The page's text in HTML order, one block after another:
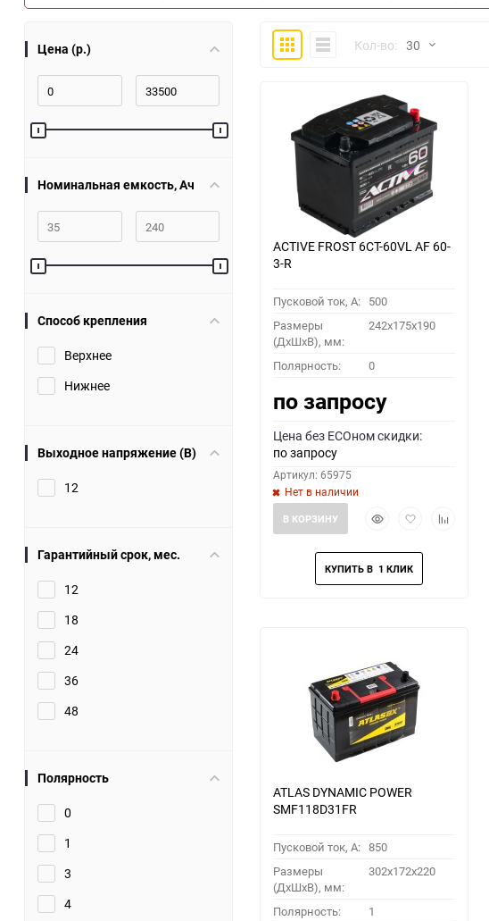
Цена (р.)
Номинальная емкость, Ач
Способ крепления
Верхнее
Нижнее
Выходное напряжение (В)
12
Гарантийный срок, мес.
12
18
24
36
48
Полярность
0
1
3
4
ПлиткаКомпактноКол-во: 30
30
60
90
150
ACTIVE FROST 6СТ-60VL АF 60-
3-R
Пусковой ток, A: 500
Размеры
(ДхШхВ), мм:
242x175x190
Полярность: 0
по запросу
Цена без ECOном скидки:
по запросу
Артикул: 65975
Нет в наличии
БыстрыйДобавить
избранное
Добавить
В КОРЗИНУ
ATLAS DYNAMIC POWER
SMF118D31FR
Пусковой ток, A: 850
Размеры
(ДхШхВ), мм:
302x172x220
Полярность: 1